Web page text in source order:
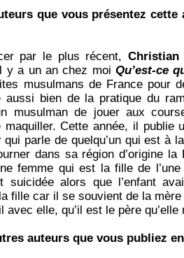
que vous présentez cette
par le plus récent, Christian
y a un an chez moi Qu’est-ce
musulmans de France pour
bien de la pratique du
musulman de jouer aux
maquiller. Cette année, il publie
qui parle de quelqu’un qui est à
dans sa région d’origine la
femme qui est la fille de
suicidée alors que l’enfant
fille car il se souvient de la
elle, qu’il est le père qu’elle
auteurs que vous publiez